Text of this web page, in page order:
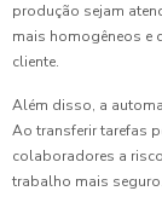
produção sejam
mais homogêneos e
cliente.
Além disso, a
Ao transferir tarefas
colaboradores a
trabalho mais seguro.